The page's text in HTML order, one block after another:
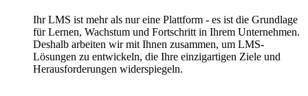
Ihr LMS ist mehr als nur eine Plattform - es ist die Grundlage
für Lernen, Wachstum und Fortschritt in Ihrem Unternehmen.
Deshalb arbeiten wir mit Ihnen zusammen, um LMS-
Lösungen zu entwickeln, die Ihre einzigartigen Ziele und
Herausforderungen widerspiegeln.